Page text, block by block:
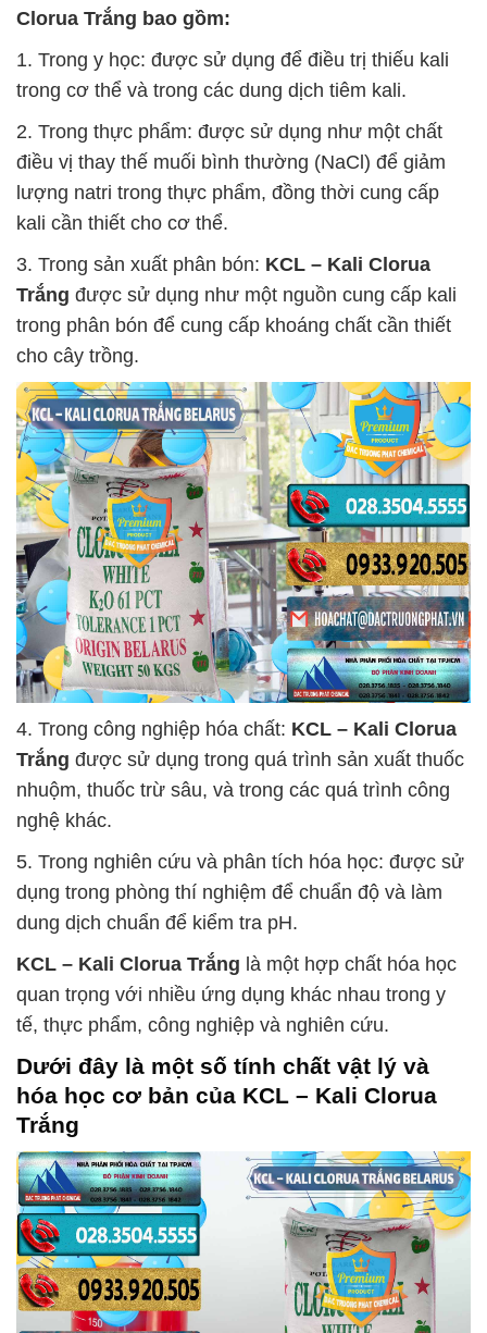
Clorua Trắng bao gồm:
1. Trong y học: được sử dụng để điều trị thiếu kali
trong cơ thể và trong các dung dịch tiêm kali.
2. Trong thực phẩm: được sử dụng như một chất
điều vị thay thế muối bình thường (NaCl) để giảm
lượng natri trong thực phẩm, đồng thời cung cấp
kali cần thiết cho cơ thể.
3. Trong sản xuất phân bón: KCL – Kali Clorua
Trắng được sử dụng như một nguồn cung cấp kali
trong phân bón để cung cấp khoáng chất cần thiết
cho cây trồng.
4. Trong công nghiệp hóa chất: KCL – Kali Clorua
Trắng được sử dụng trong quá trình sản xuất thuốc
nhuộm, thuốc trừ sâu, và trong các quá trình công
nghệ khác.
5. Trong nghiên cứu và phân tích hóa học: được sử
dụng trong phòng thí nghiệm để chuẩn độ và làm
dung dịch chuẩn để kiểm tra pH.
KCL – Kali Clorua Trắng là một hợp chất hóa học
quan trọng với nhiều ứng dụng khác nhau trong y
tế, thực phẩm, công nghiệp và nghiên cứu.
Dưới đây là một số tính chất vật lý và
hóa học cơ bản của KCL – Kali Clorua
Trắng